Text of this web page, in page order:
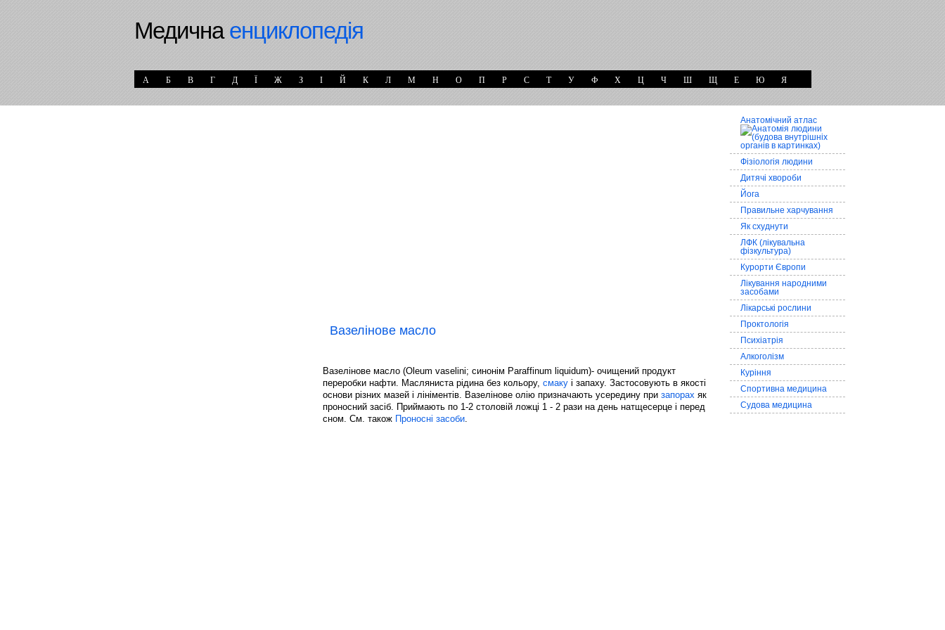
Медичнаенциклопедія
А Б В Г Д Ї Ж З І Й К Л М Н О П Р С Т У Ф Х Ц Ч Ш Щ Е Ю Я
Вазелінове масло
Вазелінове масло (Oleum vaselini; синонім Paraffinum liquidum)- очищений продукт
переробки нафти. Масляниста рідина без кольору, смаку і запаху. Застосовують в якості
основи різних мазей і лініментів. Вазелінове олію призначають усередину при запорах як
проносний засіб. Приймають по 1-2 столовій ложці 1 - 2 рази на день натщесерце і перед
сном. См. також Проносні засоби.
Анатомічний атлас
Фізіологія людини
Дитячі хвороби
Йога
Правильне харчування
Як схуднути
ЛФК (лікувальна
фізкультура)
Курорти Європи
Лікування народними
засобами
Лікарські рослини
Проктологія
Психіатрія
Алкоголізм
Куріння
Спортивна медицина
Судова медицина